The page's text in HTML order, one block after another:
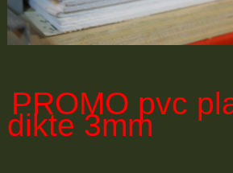
PROMO pvc
dikte 3mm